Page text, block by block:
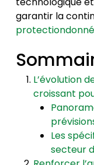
garantir la
L’évolution
croissant
Les
secteur